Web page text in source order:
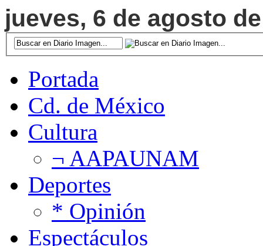
jueves, 6 de agosto
Portada
Cd. de México
Cultura
¬ AAPAUNAM
Deportes
* Opinión
Espectáculos